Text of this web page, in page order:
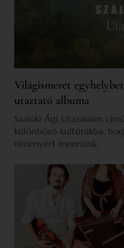
Világismeret
utaztató albuma
Szalóki Ági Utazásaim
különböző kultúrákba,
élményért mennünk.